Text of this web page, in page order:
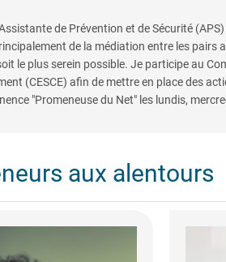
de Prévention et de Sécurité
de la médiation entre les pairs
le plus serein possible. Je participe au
(CESCE) afin de mettre en place des
"Promeneuse du Net" les lundis,
aux alentours